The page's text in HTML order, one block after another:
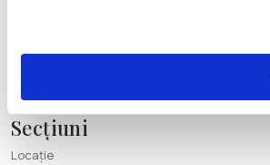
Secțiuni
Locație